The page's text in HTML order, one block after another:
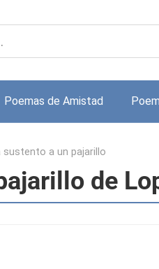
Poemas de Amistad
sustento a un pajarillo
de